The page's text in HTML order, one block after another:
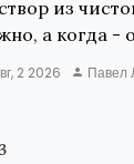
из
а когда -
2 2026 Павел